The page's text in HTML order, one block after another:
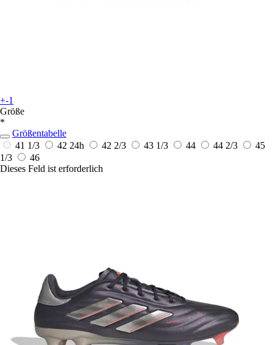
+-1
Größe
*
Größentabelle
41 1/3
42 24h 42 2/3 43 1/3 44 44 2/3
45
1/3
46
Dieses Feld ist erforderlich